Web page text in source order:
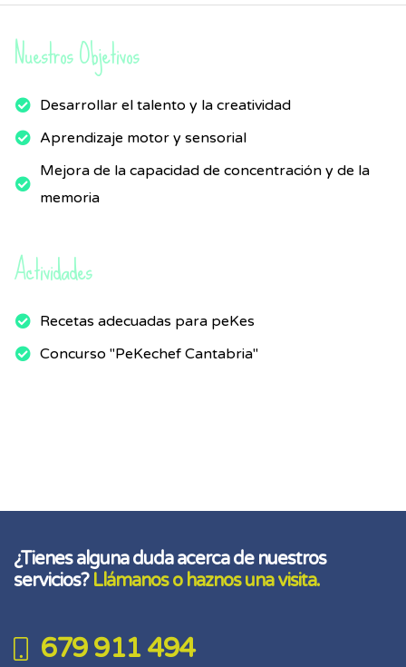
Nuestros Objetivos
Desarrollar el talento y la creatividad
Aprendizaje motor y sensorial
Mejora de la capacidad de concentración y de la
memoria
Actividades
Recetas adecuadas para peKes
Concurso "PeKechef Cantabria"
¿Tienes alguna duda acerca de nuestros
servicios? Llámanos o haznos una visita.
679 911 494